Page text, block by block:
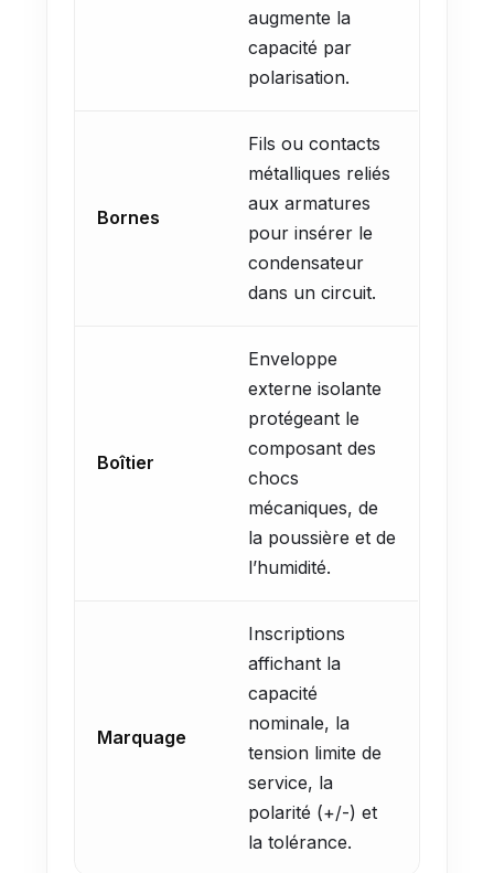
augmente la
capacité par
polarisation.
Bornes
Fils ou contacts
métalliques reliés
aux armatures
pour insérer le
condensateur
dans un circuit.
Boîtier
Enveloppe
externe isolante
protégeant le
composant des
chocs
mécaniques, de
la poussière et de
l’humidité.
Marquage
Inscriptions
affichant la
capacité
nominale, la
tension limite de
service, la
polarité (+/-) et
la tolérance.